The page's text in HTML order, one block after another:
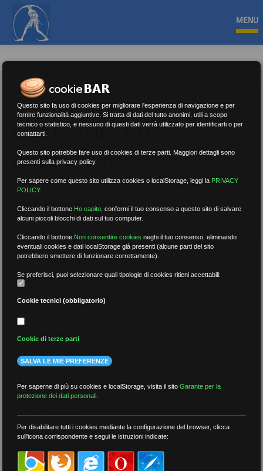
MENU
RECLUTAMENTO E
FORMAZIONE
Nessun risultato.Rimuovi filtri
RICERCA
per data
più recenti
meno recenti
Questo sito fa uso di cookies per migliorare l'esperienza di navigazione e per
fornire funzionalità aggiuntive. Si tratta di dati del tutto anonimi, utili a scopo
tecnico o statistico, e nessuno di questi dati verrà utilizzato per identificarti o per
contattarti.
Questo sito potrebbe fare uso di cookies di terze parti. Maggiori dettagli sono
presenti sulla privacy policy.
Per sapere come questo sito utilizza cookies o localStorage, leggi la PRIVACY
POLICY.
Cliccando il bottone Ho capito ,confermi il tuo consenso a questo sito di salvare
alcuni piccoli blocchi di dati sul tuo computer.
Cliccando il bottone Non consentire cookies neghi il tuo consenso, eliminando
eventuali cookies e dati localStorage già presenti (alcune parti del sito
potrebbero smettere di funzionare correttamente).
Se preferisci, puoi selezionare quali tipologie di cookies ritieni accettabili:
Cookie tecnici (obbligatorio)
Cookie di terze parti
SALVA LE MIE PREFERENZE
Per saperne di più su cookies e localStorage, visita il sitoGarante per la
protezione dei dati personali
Per disabilitare tutti i cookies mediante la configurazione del browser, clicca
sull'icona corrispondente e segui le istruzioni indicate: